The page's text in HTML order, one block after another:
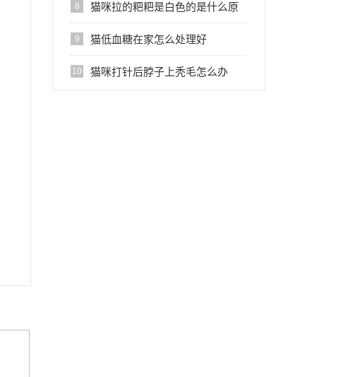
8 猫咪拉的粑粑是白色的是什么原
因
9 猫低血糖在家怎么处理好
10 猫咪打针后脖子上秃毛怎么办